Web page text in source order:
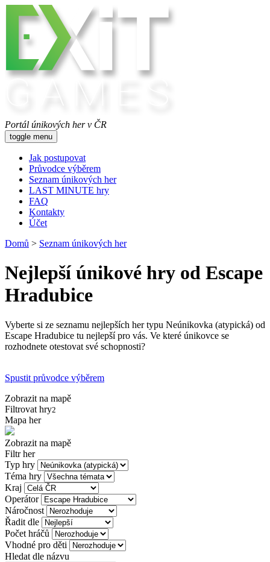
Portál únikových her v ČR
toggle menu
Jak postupovat
Průvodce výběrem
Seznam únikových her
LAST MINUTE hry
FAQ
Kontakty
Účet
Domů > Seznam únikových her
Nejlepší únikové hry od Escape
Hradubice
Vyberte si ze seznamu nejlepších her typu Neúnikovka (atypická) od
Escape Hradubice tu nejlepší pro vás. Ve které únikovce se
rozhodnete otestovat své schopnosti?
Spustit průvodce výběrem
Zobrazit na mapě
Filtrovat hry2
Mapa her
Zobrazit na mapě
Filtr her
Typ hry
Téma hry
Kraj
Operátor
Náročnost
Řadit dle
Počet hráčů
Vhodné pro děti
Hledat dle názvu